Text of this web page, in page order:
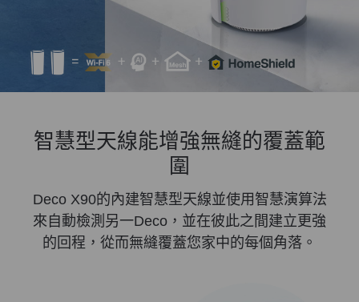
智慧型天線能增強無縫的覆蓋範
圍
Deco X90的內建智慧型天線並使用智慧演算法
來自動檢測另一Deco，並在彼此之間建立更強
的回程，從而無縫覆蓋您家中的每個角落。